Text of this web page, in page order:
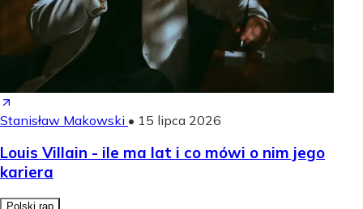
Stanisław Makowski • 15 lipca 2026
Louis Villain - ile ma lat i co mówi o nim jego
kariera
Polski rap